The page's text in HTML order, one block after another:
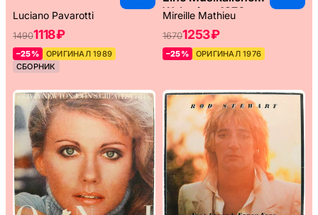
Luciano Pavarotti
14901118 ₽
–25%
ОРИГИНАЛ 1989
СБОРНИК
Weltreise, 1976
Mireille Mathieu
16701253 ₽
–25% ОРИГИНАЛ 1976